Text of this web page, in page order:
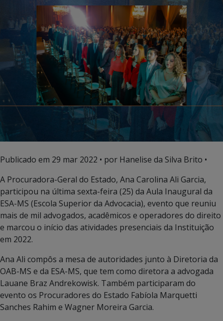
Publicado em 29 mar 2022 • por Hanelise da Silva Brito •
A Procuradora-Geral do Estado, Ana Carolina Ali Garcia,
participou na última sexta-feira (25) da Aula Inaugural da
ESA-MS (Escola Superior da Advocacia), evento que reuniu
mais de mil advogados, acadêmicos e operadores do direito
e marcou o início das atividades presenciais da Instituição
em 2022.
Ana Ali compôs a mesa de autoridades junto à Diretoria da
OAB-MS e da ESA-MS, que tem como diretora a advogada
Lauane Braz Andrekowisk. Também participaram do
evento os Procuradores do Estado Fabíola Marquetti
Sanches Rahim e Wagner Moreira Garcia.